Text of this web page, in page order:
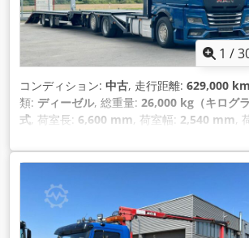
価格は、TUVなどが付いていない車両その
ます。- あなたは今、フレンスブルクからベ
たりしていますが、ここでは以下のタ イプ
ドイツ、MAN、シュタイヤー、ダッジWC
ス、ウィリス、Gモデル、モワグ、DBなど
やアクセサリーもある。- これ以下では満
Hanfbachtal -までお電話ください。
1 /
コンディション: 中古, 走行距離: 629,000 km
類: ディーゼル, 総重量: 26,000 kg（キログラ
式, 荷室長: 6,600 mm, 荷室幅: 2,540 mm,